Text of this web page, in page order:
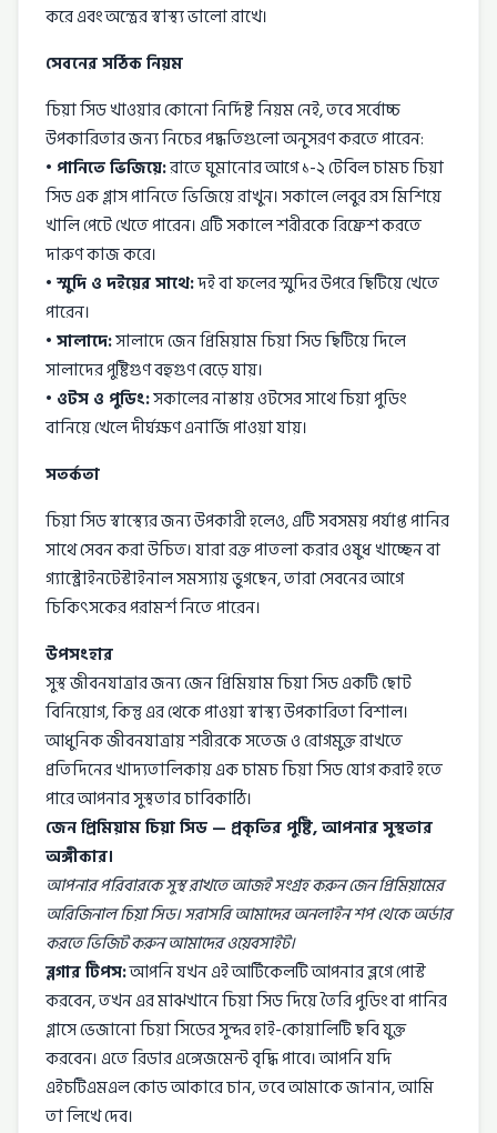
করে এবং অন্ত্রের স্বাস্থ্য ভালো রাখে।
সেবনের সঠিক নিয়ম
চিয়া সিড খাওয়ার কোনো নির্দিষ্ট নিয়ম নেই, তবে সর্বোচ্চ
উপকারিতার জন্য নিচের পদ্ধতিগুলো অনুসরণ করতে পারেন:
• পানিতে ভিজিয়ে:রাতে ঘুমানোর আগে ১-২ টেবিল চামচ চিয়া
সিড এক গ্লাস পানিতে ভিজিয়ে রাখুন। সকালে লেবুর রস মিশিয়ে
খালি পেটে খেতে পারেন। এটি সকালে শরীরকে রিফ্রেশ করতে
দারুণ কাজ করে।
• স্মুদি ও দইয়ের সাথে:দই বা ফলের স্মুদির উপরে ছিটিয়ে খেতে
পারেন।
• সালাদে:সালাদে জেন প্রিমিয়াম চিয়া সিড ছিটিয়ে দিলে
সালাদের পুষ্টিগুণ বহুগুণ বেড়ে যায়।
• ওটস ও পুডিং:সকালের নাস্তায় ওটসের সাথে চিয়া পুডিং
বানিয়ে খেলে দীর্ঘক্ষণ এনার্জি পাওয়া যায়।
সতর্কতা
চিয়া সিড স্বাস্থ্যের জন্য উপকারী হলেও, এটি সবসময় পর্যাপ্ত পানির
সাথে সেবন করা উচিত। যারা রক্ত পাতলা করার ওষুধ খাচ্ছেন বা
গ্যাস্ট্রোইনটেস্টাইনাল সমস্যায় ভুগছেন, তারা সেবনের আগে
চিকিৎসকের পরামর্শ নিতে পারেন।
উপসংহার
সুস্থ জীবনযাত্রার জন্য জেন প্রিমিয়াম চিয়া সিড একটি ছোট
বিনিয়োগ, কিন্তু এর থেকে পাওয়া স্বাস্থ্য উপকারিতা বিশাল।
আধুনিক জীবনযাত্রায় শরীরকে সতেজ ও রোগমুক্ত রাখতে
প্রতিদিনের খাদ্যতালিকায় এক চামচ চিয়া সিড যোগ করাই হতে
পারে আপনার সুস্থতার চাবিকাঠি।
জেন প্রিমিয়াম চিয়া সিড — প্রকৃতির পুষ্টি, আপনার সুস্থতার
অঙ্গীকার।
আপনার পরিবারকে সুস্থ রাখতে আজই সংগ্রহ করুন জেন প্রিমিয়ামের
অরিজিনাল চিয়া সিড। সরাসরি আমাদের অনলাইন শপ থেকে অর্ডার
করতে ভিজিট করুন আমাদের ওয়েবসাইট।
ব্লগার টিপস:আপনি যখন এই আর্টিকেলটি আপনার ব্লগে পোস্ট
করবেন, তখন এর মাঝখানে চিয়া সিড দিয়ে তৈরি পুডিং বা পানির
গ্লাসে ভেজানো চিয়া সিডের সুন্দর হাই-কোয়ালিটি ছবি যুক্ত
করবেন। এতে রিডার এঙ্গেজমেন্ট বৃদ্ধি পাবে। আপনি যদি
এইচটিএমএল কোড আকারে চান, তবে আমাকে জানান, আমি
তা লিখে দেব।